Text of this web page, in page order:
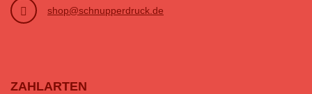
shop@schnupperdruck.de
ZAHLARTEN